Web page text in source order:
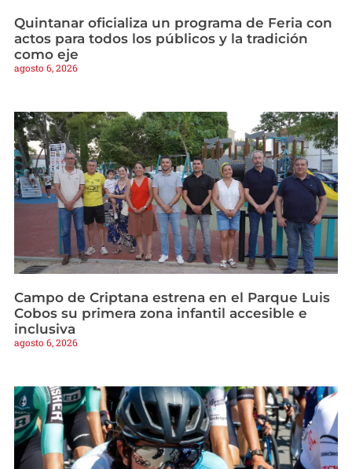
Quintanar oficializa un programa de Feria con
actos para todos los públicos y la tradición
como eje
agosto 6, 2026
Campo de Criptana estrena en el Parque Luis
Cobos su primera zona infantil accesible e
inclusiva
agosto 6, 2026